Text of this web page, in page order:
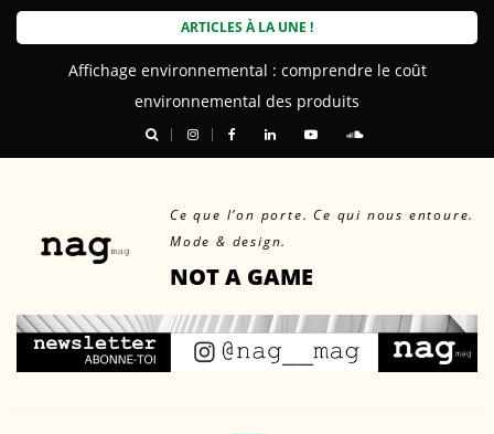
Skip
ARTICLES À LA UNE !
Affichage environnemental : comprendre le coût
environnemental des produits
Martin Sallières : les chaussures ont leur mot à dire
Ce que l’on porte. Ce qui nous entoure.
Mode & design.
NOT A GAME